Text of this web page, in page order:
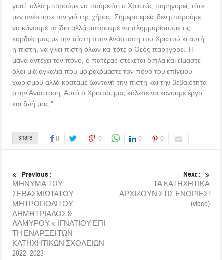
γιατί, αλλά μπορούμε να πούμε ότι ο Χριστός παρηγορεί, τότε
μεν ανέστησε τον γιό της χήρας. Σήμερα εμείς δεν μπορούμε
να κάνουμε το ίδιο αλλά μπορούμε να πλημμυρίσουμε τις
καρδιές μας με την πίστη στην Ανάσταση του Χριστού κι αυτή
η πίστη, να γίνει πίστη όλων και τότε ο Θεός παρηγορεί. Η
μάνα αντέχει τον πόνο, ο πατέρας στέκεται δίπλα και είμαστε
όλοι μιά αγκαλιά που μοιραζόμαστε τον πόνο του επίγειου
χωρισμού αλλά κρατάμε ζωντανή την πίστη και την βεβαιότητα
στην Ανάσταση. Αυτό ο Χριστός μας κάλεσε να κάνουμε έργο
και ζωή μας.”
share 0 0 0 0
Previous :
ΜΗΝΥΜΑ ΤΟΥ
ΣΕΒΑΣΜΙΩΤΑΤΟΥ
ΜΗΤΡΟΠΟΛΙΤΟΥ
ΔΗΜΗΤΡΙΑΔΟΣ &
ΑΛΜΥΡΟΥ κ. ΙΓΝΑΤΙΟΥ ΕΠΙ
ΤΗ ΕΝΑΡΞΕΙ ΤΩΝ
ΚΑΤΗΧΗΤΙΚΩΝ ΣΧΟΛΕΙΩΝ
2022- 2023
Next :
ΤΑ ΚΑΤΗΧΗΤΙΚΑ
ΑΡΧΙΖΟΥΝ ΣΤΙΣ ΕΝΟΡΙΕΣ!
(video)